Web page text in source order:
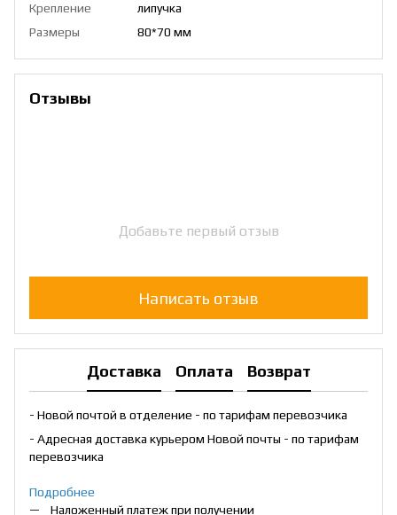
Крепление
липучка
Размеры
80*70 мм
Отзывы
Добавьте первый отзыв
Написать отзыв
Доставка Оплата Возврат
- Новой почтой в отделение - по тарифам перевозчика
- Адресная доставка курьером Новой почты - по тарифам
перевозчика
Подробнее
Наложенный платеж при получении